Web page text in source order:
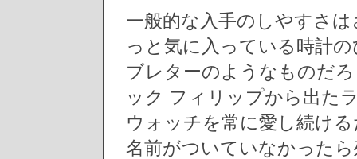
一般的な入手のしやすさ
っと気に入っている時計
ブレターのようなものだ
ック フィリップから出た
ウォッチを常に愛し続け
名前がついていなかった